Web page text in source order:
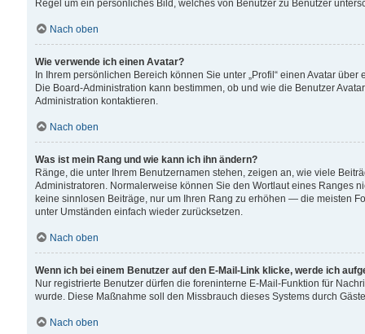
Regel um ein persönliches Bild, welches von Benutzer zu Benutzer
Nach oben
Wie verwende ich einen Avatar?
In Ihrem persönlichen Bereich können Sie unter „Profil“ einen Avatar
Die Board-Administration kann bestimmen, ob und wie die Benutzer
Administration kontaktieren.
Nach oben
Was ist mein Rang und wie kann ich ihn ändern?
Ränge, die unter Ihrem Benutzernamen stehen, zeigen an, wie viele
Administratoren. Normalerweise können Sie den Wortlaut eines Ranges
keine sinnlosen Beiträge, nur um Ihren Rang zu erhöhen — die meisten
unter Umständen einfach wieder zurücksetzen.
Nach oben
Wenn ich bei einem Benutzer auf den E-Mail-Link klicke, werde ich
Nur registrierte Benutzer dürfen die foreninterne E-Mail-Funktion für
wurde. Diese Maßnahme soll den Missbrauch dieses Systems durch
Nach oben